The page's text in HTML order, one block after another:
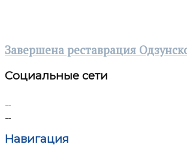
Завершена реставрация
Социальные сети
Навигация